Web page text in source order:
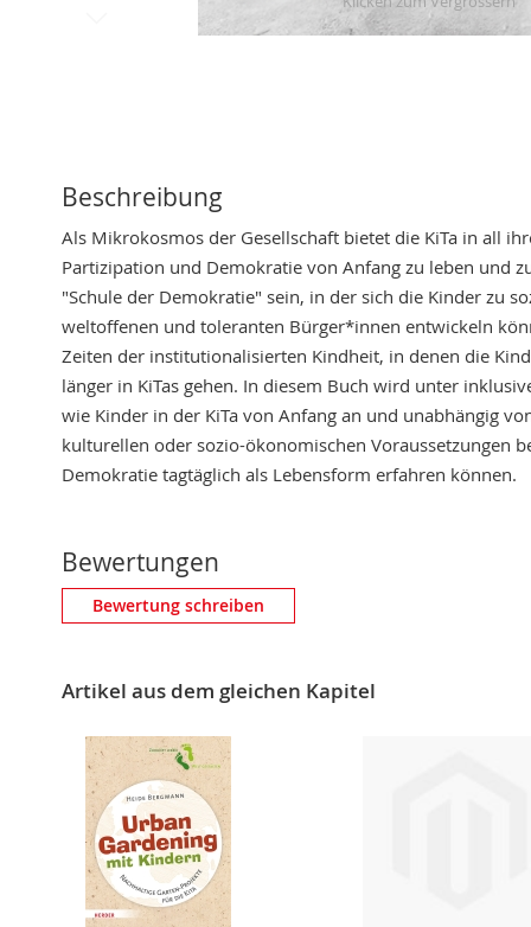
the
gallery
Beschreibung
Als Mikrokosmos der Gesellschaft bietet die KiTa in all
Partizipation und Demokratie von Anfang zu leben und
"Schule der Demokratie" sein, in der sich die Kinder zu
weltoffenen und toleranten Bürger*innen entwickeln
Zeiten der institutionalisierten Kindheit, in denen die
länger in KiTas gehen. In diesem Buch wird unter
wie Kinder in der KiTa von Anfang an und unabhängig
kulturellen oder sozio-ökonomischen Voraussetzungen
Demokratie tagtäglich als Lebensform erfahren können.
Bewertungen
Eigene Bewertung schreiben
Bewertung
Bewertung schreiben
Artikel aus dem gleichen Kapitel